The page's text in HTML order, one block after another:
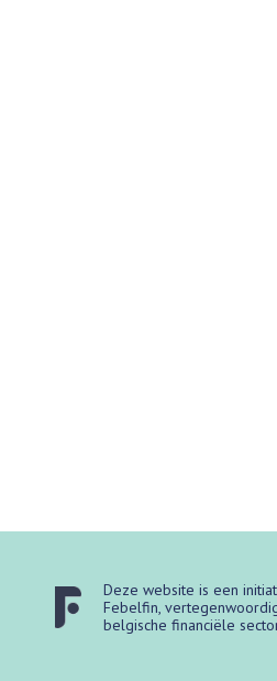
Deze website is een
Febelfin,
belgische financiële